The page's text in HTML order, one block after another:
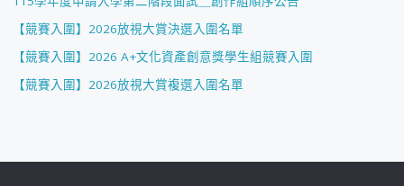
【競賽入圍】2026放視大賞決選入圍名單
【競賽入圍】2026 A+文化資產創意獎學生組競賽入圍
【競賽入圍】2026放視大賞複選入圍名單